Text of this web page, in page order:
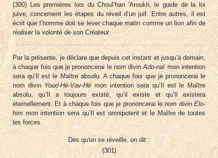
(300) Les premières lois du Choul’han 'Aroukh, le guide de la loi
juive, concernent les étapes du réveil d’un juif. Entre autres, il est
écrit que l’homme doit se lever chaque matin comme un lion afin de
réaliser la volonté de son Créateur.
Par la présente, je déclare que depuis cet instant et jusqu’à demain,
à chaque fois que je prononcerai le nom divinAdo-naïmon intention
sera qu’Il est le Maître absolu. A chaque fois que je prononcerai le
nom divin Youd-Hé-Vav-Hé mon intention sera qu’Il est le Maître
absolu, qu’Il a toujours existé, qu’il existe et qu’Il existera
éternellement. Et à chaque fois que je prononcerai le nom divinElo-
him mon intention sera qu’Il est omnipotent et le Maître de toutes
les forces.
Dès qu'on se réveille, on dit :
(301)